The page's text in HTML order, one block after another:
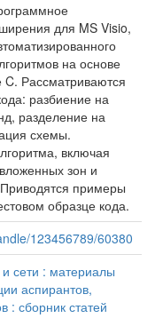
для MS Visio,
на основе
C. Рассматриваются
разбиение на
разделение на
схемы.
включая
зон и
примеры
образце кода.
123456789/60380
сети : материалы
аспирантов,
: сборник статей